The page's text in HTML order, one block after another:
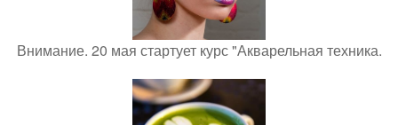
Внимание. 20 мая стартует курс "Акварельная техника.